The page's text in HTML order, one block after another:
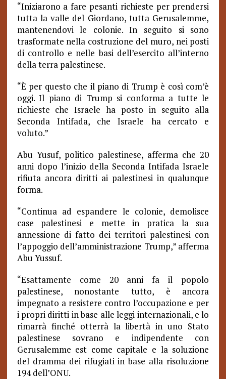
“Iniziarono a fare pesanti richieste per prendersi
tutta la valle del Giordano, tutta Gerusalemme,
mantenendovi le colonie. In seguito si sono
trasformate nella costruzione del muro, nei posti
di controllo e nelle basi dell’esercito all’interno
della terra palestinese.
“È per questo che il piano di Trump è così com’è
oggi. Il piano di Trump si conforma a tutte le
richieste che Israele ha posto in seguito alla
Seconda Intifada, che Israele ha cercato e
voluto.”
Abu Yusuf, politico palestinese, afferma che 20
anni dopo l’inizio della Seconda Intifada Israele
rifiuta ancora diritti ai palestinesi in qualunque
forma.
“Continua ad espandere le colonie, demolisce
case palestinesi e mette in pratica la sua
annessione di fatto dei territori palestinesi con
l’appoggio dell’amministrazione Trump,” afferma
Abu Yussuf.
“Esattamente come 20 anni fa il popolo
palestinese, nonostante tutto, è ancora
impegnato a resistere contro l’occupazione e per
i propri diritti in base alle leggi internazionali, e lo
rimarrà finché otterrà la libertà in uno Stato
palestinese sovrano e indipendente con
Gerusalemme est come capitale e la soluzione
del dramma dei rifugiati in base alla risoluzione
194 dell’ONU.